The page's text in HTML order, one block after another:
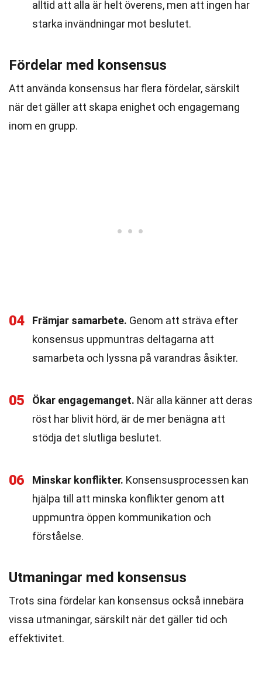
alltid att alla är helt överens, men att ingen har
starka invändningar mot beslutet.
Fördelar med konsensus
Att använda konsensus har flera fördelar, särskilt
när det gäller att skapa enighet och engagemang
inom en grupp.
04 Främjar samarbete. Genom att sträva efter
konsensus uppmuntras deltagarna att
samarbeta och lyssna på varandras åsikter.
05 Ökar engagemanget. När alla känner att deras
röst har blivit hörd, är de mer benägna att
stödja det slutliga beslutet.
06 Minskar konflikter. Konsensusprocessen kan
hjälpa till att minska konflikter genom att
uppmuntra öppen kommunikation och
förståelse.
Utmaningar med konsensus
Trots sina fördelar kan konsensus också innebära
vissa utmaningar, särskilt när det gäller tid och
effektivitet.